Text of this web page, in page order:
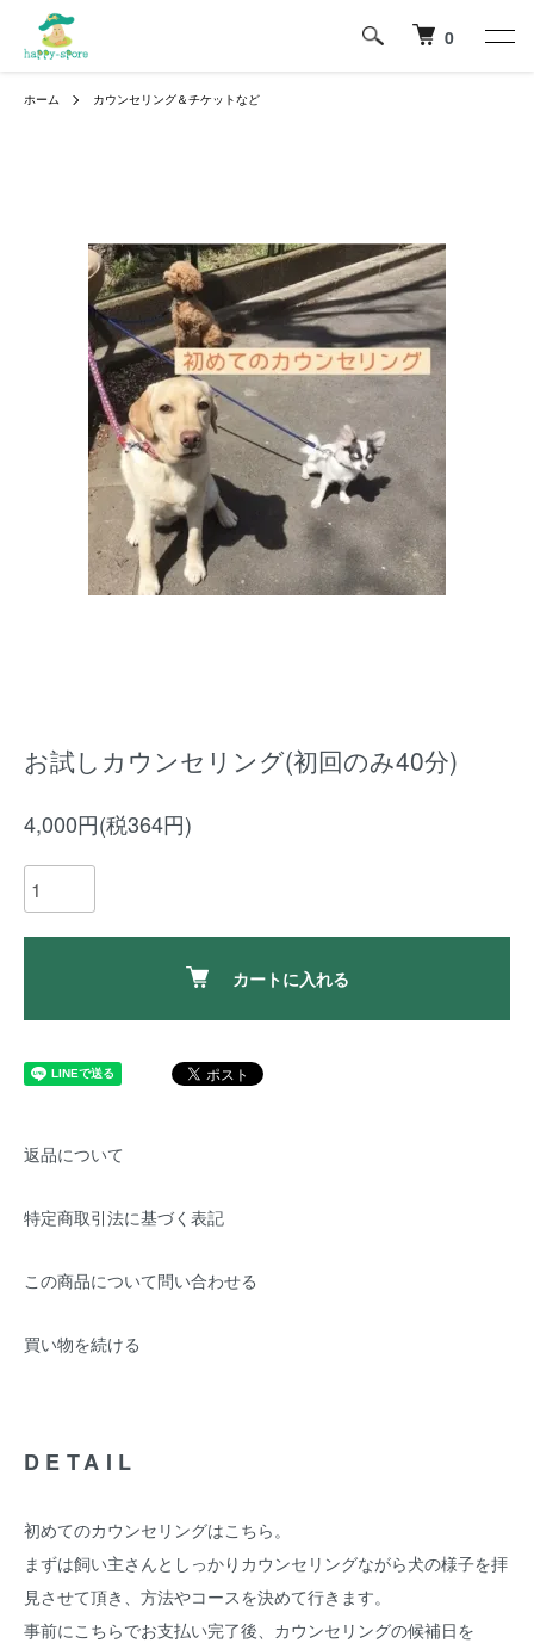
0
ホーム カウンセリング＆チケットなど
お試しカウンセリング(初回のみ40分)
4,000円(税364円)
カートに入れる
返品について
特定商取引法に基づく表記
この商品について問い合わせる
買い物を続ける
DETAIL
初めてのカウンセリングはこちら。
まずは飼い主さんとしっかりカウンセリングながら犬の様子を拝
見させて頂き、方法やコースを決めて行きます。
事前にこちらでお支払い完了後、カウンセリングの候補日を